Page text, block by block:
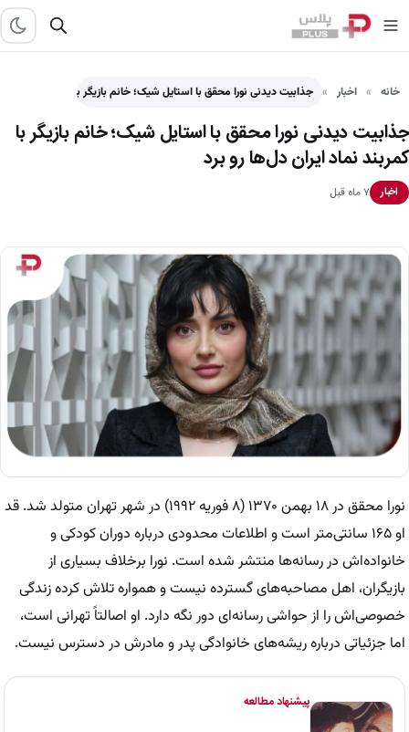
خانه اخبار جذابیت دیدنی نورا محقق با استایل شیک؛ خانم بازیگر با…
جذابیت دیدنی نورا محقق با استایل شیک؛ خانم بازیگر با
کمربند نماد ایران دل‌ها رو برد
اخبار ۷ ماه قبل
نورا محقق در ۱۸ بهمن ۱۳۷۰ (۸ فوریه ۱۹۹۲) در شهر تهران متولد شد. قد
او ۱۶۵ سانتی‌متر است و اطلاعات محدودی درباره دوران کودکی و
خانواده‌اش در رسانه‌ها منتشر شده است. نورا برخلاف بسیاری از
بازیگران، اهل مصاحبه‌های گسترده نیست و همواره تلاش کرده زندگی
خصوصی‌اش را از حواشی رسانه‌ای دور نگه دارد. او اصالتاً تهرانی است،
اما جزئیاتی درباره ریشه‌های خانوادگی پدر و مادرش در دسترس نیست.
پیشنهاد مطالعه